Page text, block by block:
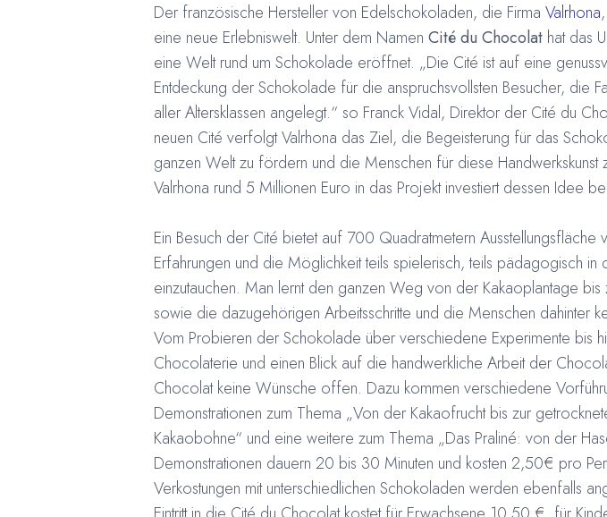
Der französische Hersteller von Edelschokoladen, die Firma Valrhona
eine neue Erlebniswelt. Unter dem Namen Cité du Chocolat hat das
eine Welt rund um Schokolade eröffnet. „Die Cité ist auf eine
Entdeckung der Schokolade für die anspruchsvollsten Besucher, die
aller Altersklassen angelegt.“ so Franck Vidal, Direktor der Cité du
neuen Cité verfolgt Valrhona das Ziel, die Begeisterung für das
ganzen Welt zu fördern und die Menschen für diese Handwerkskunst
Valrhona rund 5 Millionen Euro in das Projekt investiert dessen Idee
Ein Besuch der Cité bietet auf 700 Quadratmetern Ausstellungsfläche
Erfahrungen und die Möglichkeit teils spielerisch, teils pädagogisch
einzutauchen. Man lernt den ganzen Weg von der Kakaoplantage
sowie die dazugehörigen Arbeitsschritte und die Menschen dahinter
Vom Probieren der Schokolade über verschiedene Experimente bis
Chocolaterie und einen Blick auf die handwerkliche Arbeit der
Chocolat keine Wünsche offen. Dazu kommen verschiedene
Demonstrationen zum Thema „Von der Kakaofrucht bis zur
Kakaobohne“ und eine weitere zum Thema „Das Praliné: von der
Demonstrationen dauern 20 bis 30 Minuten und kosten 2,50€ pro
Verkostungen mit unterschiedlichen Schokoladen werden ebenfalls